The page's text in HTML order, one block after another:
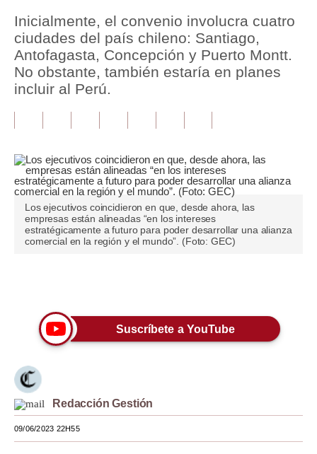
Política
Tu Dinero
Finanzas Personales
Opinión
Editorial
Pregunta de hoy
Lujo
Viajes
Moda
Estilos
Mundo
Inicialmente, el convenio involucra cuatro
ciudades del país chileno: Santiago,
Antofagasta, Concepción y Puerto Montt.
No obstante, también estaría en planes
incluir al Perú.
Los ejecutivos coincidieron en que, desde ahora, las
empresas están alineadas “en los intereses
estratégicamente a futuro para poder desarrollar una alianza
comercial en la región y el mundo”. (Foto: GEC)
Suscríbete a YouTube
Redacción Gestión
09/06/2023 22H55